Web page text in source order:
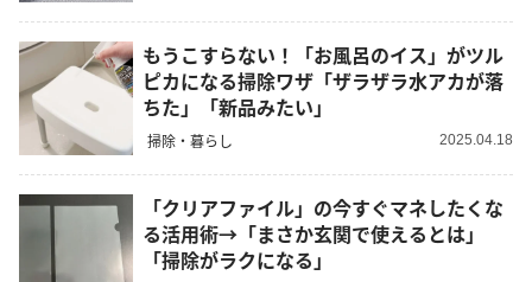
もうこすらない！「お風呂のイス」がツル
ピカになる掃除ワザ「ザラザラ水アカが落
ちた」「新品みたい」
掃除・暮らし 2025.04.18
「クリアファイル」の今すぐマネしたくな
る活用術→「まさか玄関で使えるとは」
「掃除がラクになる」